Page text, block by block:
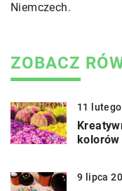
Niemczech.
ZOBACZ
11
9 lipca